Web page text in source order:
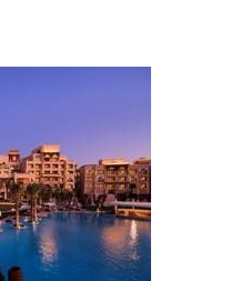
Reiseempfehlungen.